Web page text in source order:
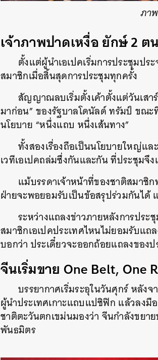
ภา
เจ้าภาพปาดเหงื่อ ยักษ์ 2 ต
ตั้งแต่ผู้นำเอเปคเริ่มการประชุมป
สมาชิกเมื่อสิ้นสุดการประชุมทุกครั้ง
สัญญาณลบเริ่มตั้งเค้าตั้งแต่วันเสา
มาก่อน” ของรัฐบาลโดนัลด์ ทรัมป์ ขณ
นโยบาย “หนึ่งแถบ หนึ่งเส้นทาง”
ทั้งสองเรื่องถือเป็นนโยบายใหญ่แ
เวทีเอเปคถล่มซึ่งกันและกัน ที่ประชุมจึ
แม้บรรดาเจ้าหน้าที่ของชาติสมาชิ
ฝ่ายจะพอยอมรับเป็นข้อสรุปร่วมกันได้
ระหว่างแถลงข่าวภายหลังการปร
สมาชิกเอเปคประเทศไหนไม่ยอมรับแ
บอกว่า ประเดี๋ยวจะออกถ้อยแถลงของ
จีนเริ่มขาย One Belt, One
บรรยากาศเริ่มระอุในวันศุกร์ หลั
ผู้นำประเทศเกาะแถบแปซิฟิก แล้วลงมื
ชาติตะวันตกเขม่นมองว่า จีนกำลังขยา
พันธมิตร
SHARE